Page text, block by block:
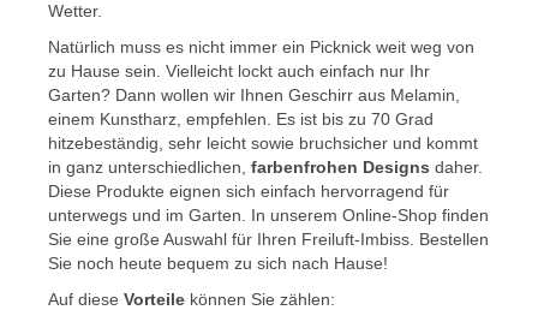
Wetter.
Natürlich muss es nicht immer ein Picknick weit weg von
zu Hause sein. Vielleicht lockt auch einfach nur Ihr
Garten? Dann wollen wir Ihnen Geschirr aus Melamin,
einem Kunstharz, empfehlen. Es ist bis zu 70 Grad
hitzebeständig, sehr leicht sowie bruchsicher und kommt
in ganz unterschiedlichen, farbenfrohen Designs daher.
Diese Produkte eignen sich einfach hervorragend für
unterwegs und im Garten. In unserem Online-Shop finden
Sie eine große Auswahl für Ihren Freiluft-Imbiss. Bestellen
Sie noch heute bequem zu sich nach Hause!
Auf diese Vorteile können Sie zählen: